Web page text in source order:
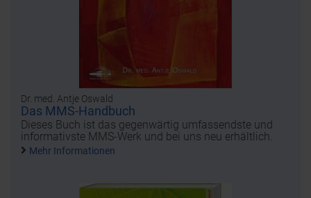
Dr. med. Antje Oswald
Das MMS-Handbuch
Dieses Buch ist das gegenwärtig umfassendste und
informativste MMS-Werk und bei uns neu erhältlich.
Mehr Informationen